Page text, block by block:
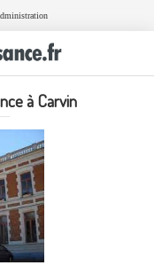
à Carvin